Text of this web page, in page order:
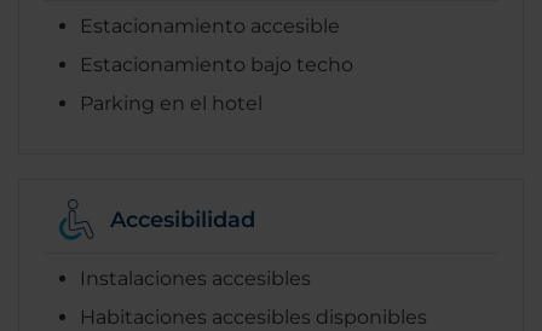
Estacionamiento accesible
Estacionamiento bajo techo
Parking en el hotel
Accesibilidad
Instalaciones accesibles
Habitaciones accesibles disponibles